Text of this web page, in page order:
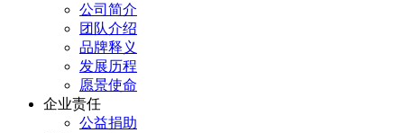
公司简介
团队介绍
品牌释义
发展历程
愿景使命
企业责任
公益捐助